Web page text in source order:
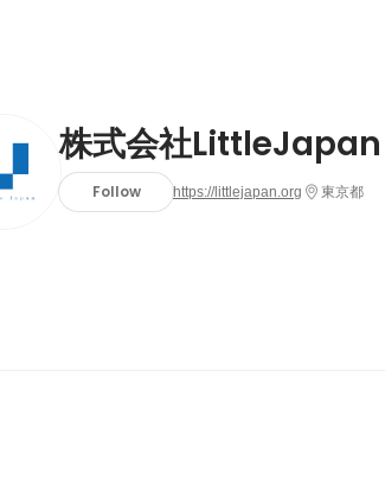
株式会社LittleJapan
Follow https://littlejapan.org 東京都